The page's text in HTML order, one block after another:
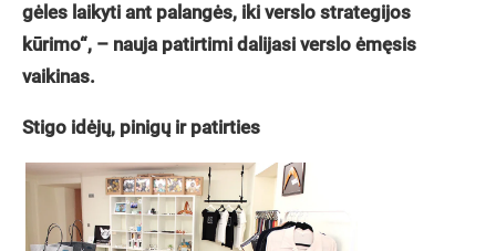
gėles laikyti ant palangės, iki verslo strategijos
kūrimo“, – nauja patirtimi dalijasi verslo ėmęsis
vaikinas.
Stigo idėjų, pinigų ir patirties